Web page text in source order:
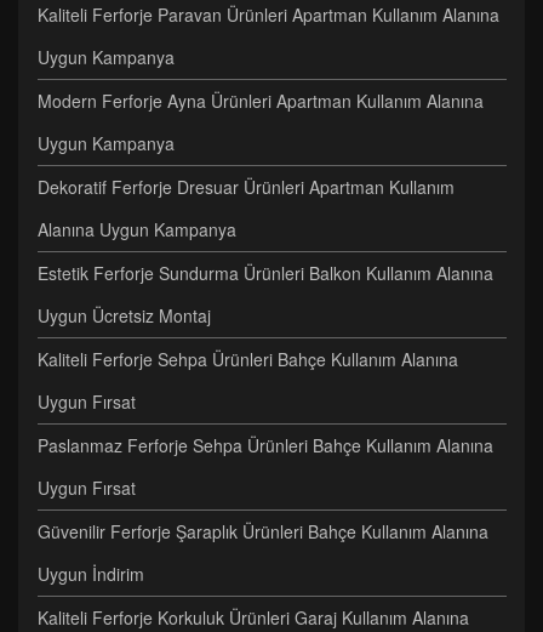
Kaliteli Ferforje Paravan Ürünleri Apartman Kullanım Alanına
Uygun Kampanya
Modern Ferforje Ayna Ürünleri Apartman Kullanım Alanına
Uygun Kampanya
Dekoratif Ferforje Dresuar Ürünleri Apartman Kullanım
Alanına Uygun Kampanya
Estetik Ferforje Sundurma Ürünleri Balkon Kullanım Alanına
Uygun Ücretsiz Montaj
Kaliteli Ferforje Sehpa Ürünleri Bahçe Kullanım Alanına
Uygun Fırsat
Paslanmaz Ferforje Sehpa Ürünleri Bahçe Kullanım Alanına
Uygun Fırsat
Güvenilir Ferforje Şaraplık Ürünleri Bahçe Kullanım Alanına
Uygun İndirim
Kaliteli Ferforje Korkuluk Ürünleri Garaj Kullanım Alanına